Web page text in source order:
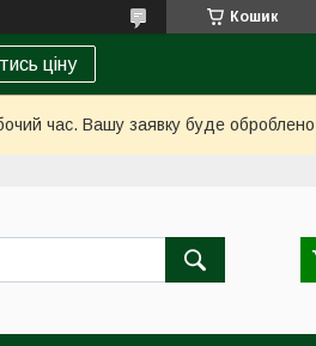
Кошик
ціну
час. Вашу заявку буде